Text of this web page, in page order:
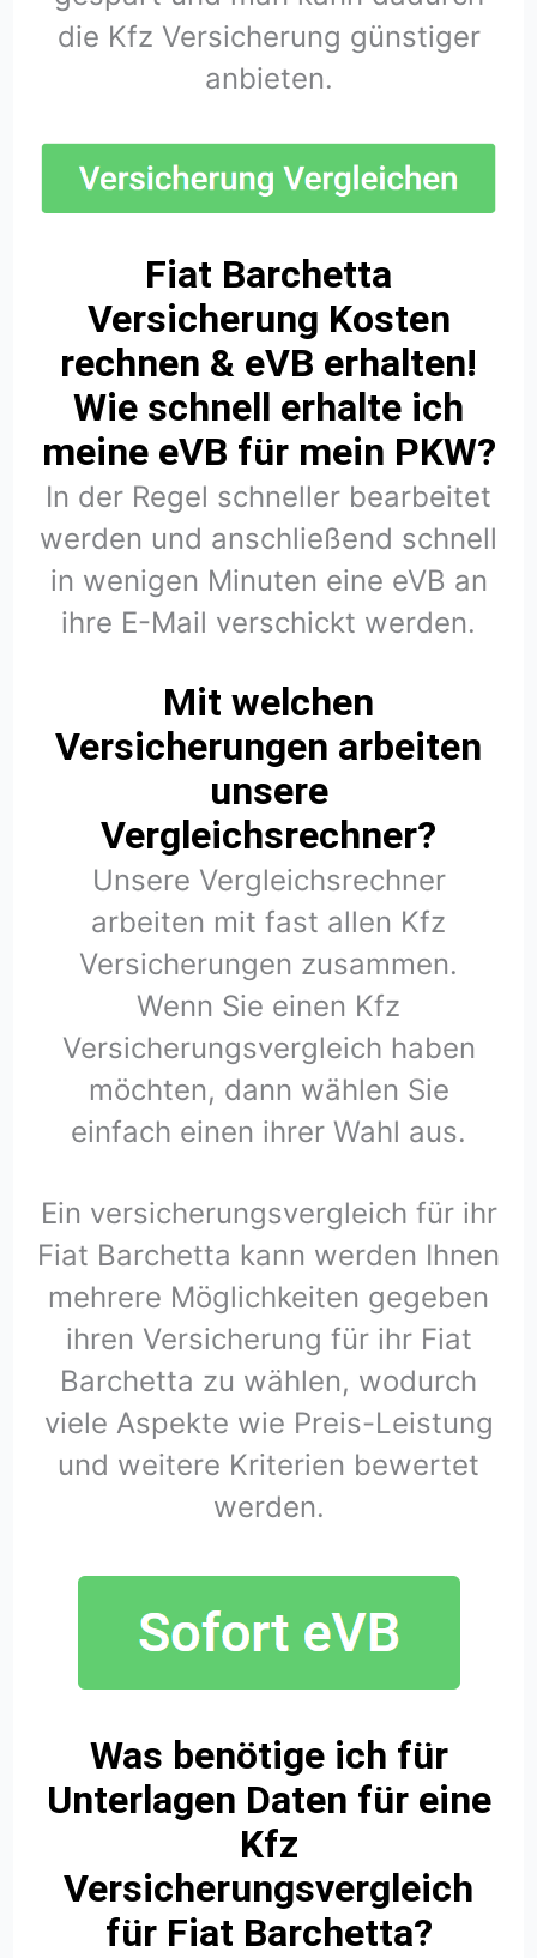
die Kfz Versicherung günstiger
anbieten.
Fiat Barchetta
Versicherung Kosten
rechnen & eVB erhalten!
Wie schnell erhalte ich
meine eVB für mein PKW?
In der Regel schneller bearbeitet
werden und anschließend schnell
in wenigen Minuten eine eVB an
ihre E-Mail verschickt werden.
Mit welchen
Versicherungen arbeiten
unsere
Vergleichsrechner?
Unsere Vergleichsrechner
arbeiten mit fast allen Kfz
Versicherungen zusammen.
Wenn Sie einen Kfz
Versicherungsvergleich haben
möchten, dann wählen Sie
einfach einen ihrer Wahl aus.
Ein versicherungsvergleich für ihr
Fiat Barchetta kann werden Ihnen
mehrere Möglichkeiten gegeben
ihren Versicherung für ihr Fiat
Barchetta zu wählen, wodurch
viele Aspekte wie Preis-Leistung
und weitere Kriterien bewertet
werden.
Was benötige ich für
Unterlagen Daten für eine
Kfz
Versicherungsvergleich
für Fiat Barchetta?